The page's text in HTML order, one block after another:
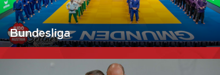
Bundesliga